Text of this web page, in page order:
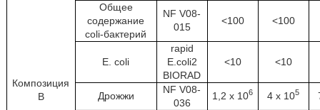
Композиция
B
Общее
содержание
coli-бактерий
NF V08-
015
<100 <100
E. coli
rapid
E.coli2
BIORAD
<10 <10
Дрожжи
NF V08-
036
1,2 х 106 4 х 105